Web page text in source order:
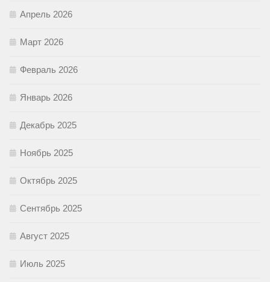
Апрель 2026
Март 2026
Февраль 2026
Январь 2026
Декабрь 2025
Ноябрь 2025
Октябрь 2025
Сентябрь 2025
Август 2025
Июль 2025